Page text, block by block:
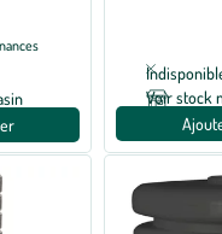
Voir stock